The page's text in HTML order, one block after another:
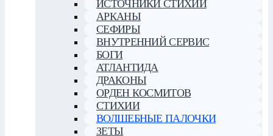
ИСТОЧНИКИ СТИХИЙ
АРКАНЫ
СЕФИРЫ
ВНУТРЕННИЙ СЕРВИС
БОГИ
АТЛАНТИДА
ДРАКОНЫ
ОРДЕН КОСМИТОВ
СТИХИИ
ВОЛШЕБНЫЕ ПАЛОЧКИ
ЗЕТЫ